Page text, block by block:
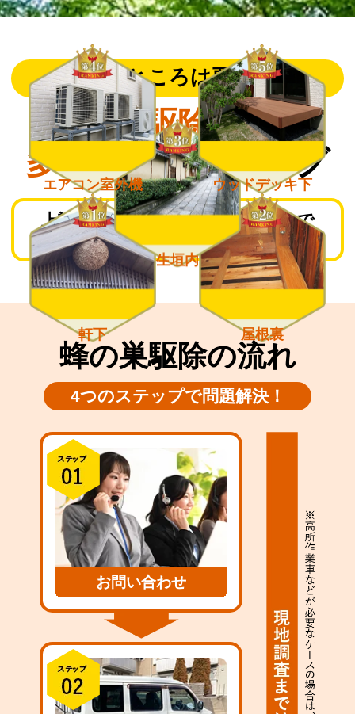
こんなところは要注意！
蜂の巣駆除依頼が
多い場所ランキング
軒下 屋根裏
生垣内
エアコン室外機 ウッドデッキ下
上記箇所は蜂が巣を作りやすいので
日頃からチェックしておきましょう。
蜂の巣駆除の流れ
4つのステップで問題解決！
お問い合わせ